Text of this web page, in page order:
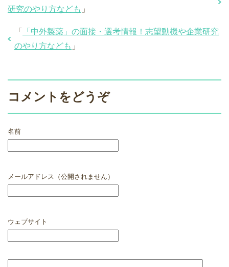
研究のやり方なども 」
「
「中外製薬」の面接・選考情報！志望動機や企業研究
のやり方なども 」
コメントをどうぞ
名前
メールアドレス（公開されません）
ウェブサイト